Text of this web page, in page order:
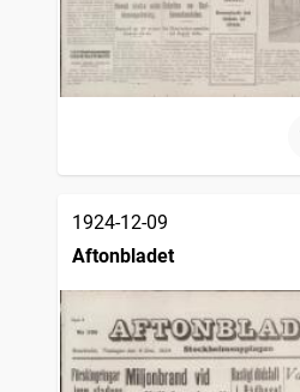
1924-12-09
Aftonbladet